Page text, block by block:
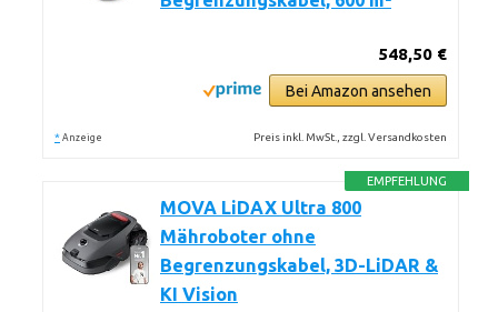
548,50 €
Bei Amazon ansehen
* Anzeige Preis inkl. MwSt., zzgl. Versandkosten
EMPFEHLUNG
MOVA LiDAX Ultra 800
Mähroboter ohne
Begrenzungskabel, 3D-LiDAR &
KI Vision